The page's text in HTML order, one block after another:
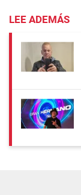
LEE ADEMÁS